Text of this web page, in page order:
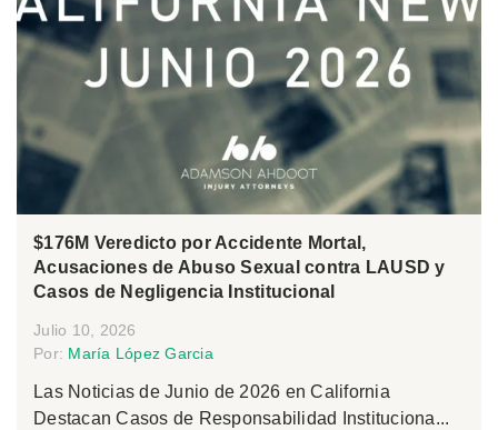
$176M Veredicto por Accidente Mortal,
Acusaciones de Abuso Sexual contra LAUSD y
Casos de Negligencia Institucional
Julio 10, 2026
Por: María López Garcia
Las Noticias de Junio de 2026 en California
Destacan Casos de Responsabilidad Instituciona...